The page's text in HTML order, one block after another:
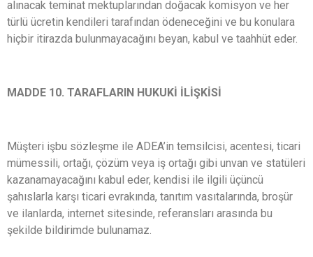
alınacak teminat mektuplarından doğacak komisyon ve her
türlü ücretin kendileri tarafından ödeneceğini ve bu konulara
hiçbir itirazda bulunmayacağını beyan, kabul ve taahhüt eder.
MADDE 10. TARAFLARIN HUKUKİ İLİŞKİSİ
Müşteri işbu sözleşme ile ADEA’in temsilcisi, acentesi, ticari
mümessili, ortağı, çözüm veya iş ortağı gibi unvan ve statüleri
kazanamayacağını kabul eder, kendisi ile ilgili üçüncü
şahıslarla karşı ticari evrakında, tanıtım vasıtalarında, broşür
ve ilanlarda, internet sitesinde, referansları arasında bu
şekilde bildirimde bulunamaz.